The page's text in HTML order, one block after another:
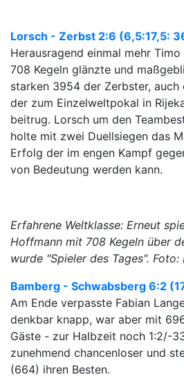
Lorsch - Zerbst 2:6 (6,5:17,5:
Herausragend einmal mehr
708 Kegeln glänzte und
starken 3954 der Zerbster, auch
der zum Einzelweltpokal in
beitrug. Lorsch um den
holte mit zwei Duellsiegen das
Erfolg der im engen Kampf
von Bedeutung werden kann.
Erfahrene Weltklasse: Erneut
Hoffmann mit 708 Kegeln über
wurde "Spieler des Tages". Foto:
Bamberg - Schwabsberg 6:2
Am Ende verpasste Fabian
denkbar knapp, war aber mit
Gäste - zur Halbzeit noch 1:2/-
zunehmend chancenloser und
(664) ihren Besten.